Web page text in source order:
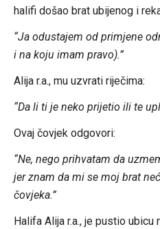
halifi došao brat ubijenog i
“Ja odustajem od primjene
i na koju imam pravo).”
Alija r.a., mu uzvrati riječima:
“Da li ti je neko prijetio ili te
Ovaj čovjek odgovori:
“Ne, nego prihvatam da
jer znam da mi se moj brat
čovjeka.”
Halifa Alija r.a., je pustio